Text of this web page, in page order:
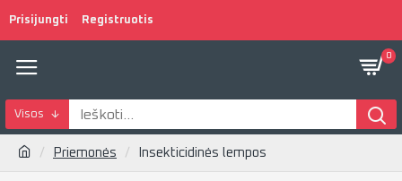
Prisijungti Registruotis
0
Visos
Priemonės Insekticidinės lempos